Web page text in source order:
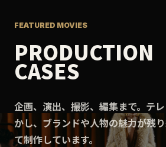
FEATURED MOVIES
PRODUCTION
CASES
企画、演出、撮影、編集まで。テ
かし、ブランドや人物の魅力が残
て制作しています。